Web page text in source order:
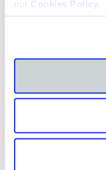
our Cookies Policy